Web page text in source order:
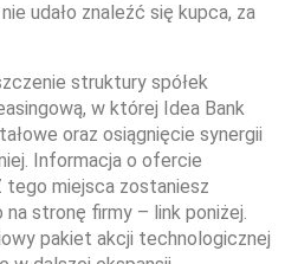
udało znaleźć się kupca, za
struktury spółek
w której Idea Bank
oraz osiągnięcie synergii
Informacja o ofercie
tego miejsca zostaniesz
stronę firmy – link poniżej.
pakiet akcji technologicznej